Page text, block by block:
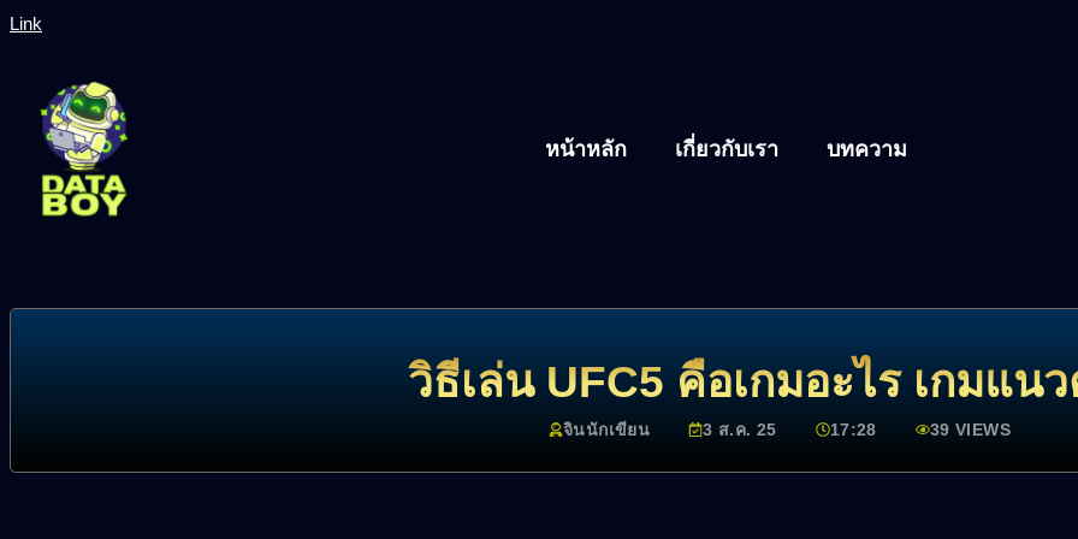
Link
หน้าหลัก เกี่ยวกับเรา บทความ
วิธีเล่น UFC5 คือเกมอะไร เกมแน
จินนักเขียน 3 ส.ค. 25 17:28 39 VIEWS